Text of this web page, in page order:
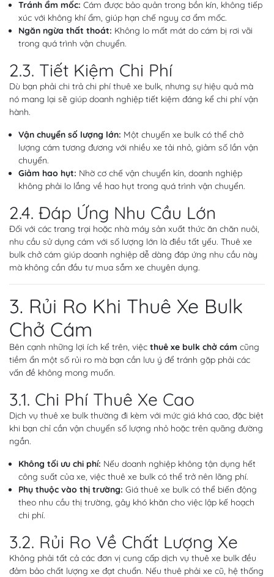
Tránh ẩm mốc: Cám được bảo quản trong bồn kín, không tiếp
xúc với không khí ẩm, giúp hạn chế nguy cơ ẩm mốc.
Ngăn ngừa thất thoát: Không lo mất mát do cám bị rơi vãi
trong quá trình vận chuyển.
2.3. Tiết Kiệm Chi Phí
Dù bạn phải chi trả chi phí thuê xe bulk, nhưng sự hiệu quả mà
nó mang lại sẽ giúp doanh nghiệp tiết kiệm đáng kể chi phí vận
hành.
Vận chuyển số lượng lớn: Một chuyến xe bulk có thể chở
lượng cám tương đương với nhiều xe tải nhỏ, giảm số lần vận
chuyển.
Giảm hao hụt: Nhờ cơ chế vận chuyển kín, doanh nghiệp
không phải lo lắng về hao hụt trong quá trình vận chuyển.
2.4. Đáp Ứng Nhu Cầu Lớn
Đối với các trang trại hoặc nhà máy sản xuất thức ăn chăn nuôi,
nhu cầu sử dụng cám với số lượng lớn là điều tất yếu. Thuê xe
bulk chở cám giúp doanh nghiệp dễ dàng đáp ứng nhu cầu này
mà không cần đầu tư mua sắm xe chuyên dụng.
3. Rủi Ro Khi Thuê Xe Bulk
Chở Cám
Bên cạnh những lợi ích kể trên, việc thuê xe bulk chở cám cũng
tiềm ẩn một số rủi ro mà bạn cần lưu ý để tránh gặp phải các
vấn đề không mong muốn.
3.1. Chi Phí Thuê Xe Cao
Dịch vụ thuê xe bulk thường đi kèm với mức giá khá cao, đặc biệt
khi bạn chỉ cần vận chuyển số lượng nhỏ hoặc trên quãng đường
ngắn.
Không tối ưu chi phí: Nếu doanh nghiệp không tận dụng hết
công suất của xe, việc thuê xe bulk có thể trở nên lãng phí.
Phụ thuộc vào thị trường: Giá thuê xe bulk có thể biến động
theo nhu cầu thị trường, gây khó khăn cho việc lập kế hoạch
chi phí.
3.2. Rủi Ro Về Chất Lượng Xe
Không phải tất cả các đơn vị cung cấp dịch vụ thuê xe bulk đều
đảm bảo chất lượng xe đạt chuẩn. Nếu thuê phải xe cũ, hệ thống